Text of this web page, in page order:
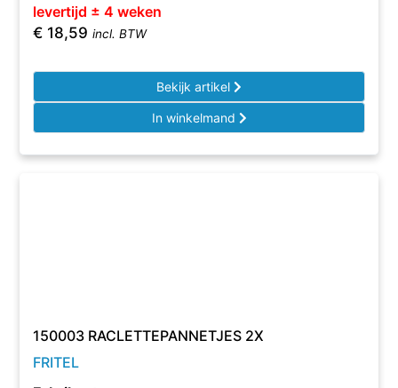
levertijd ± 4 weken
€ 18,59 incl. BTW
Bekijk artikel
In winkelmand
150003 RACLETTEPANNETJES 2X
FRITEL